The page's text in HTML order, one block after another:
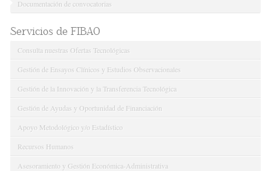
Documentación de convocatorias
Servicios de FIBAO
Consulta nuestras Ofertas Tecnológicas
Gestión de Ensayos Clínicos y Estudios Observacionales
Gestión de la Innovación y la Transferencia Tecnológica
Gestión de Ayudas y Oportunidad de Financiación
Apoyo Metodológico y/o Estadístico
Recursos Humanos
Asesoramiento y Gestión Económica-Administrativa